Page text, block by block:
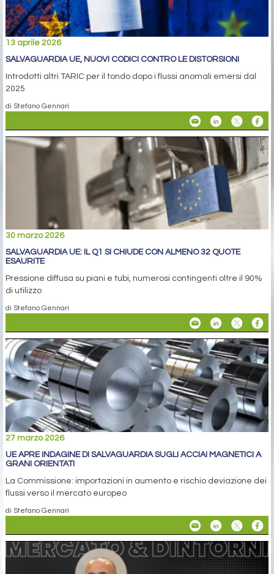
13 aprile 2026
SALVAGUARDIA UE, NUOVI CODICI CONTRO LE DISTORSIONI
Introdotti altri TARIC per il tondo dopo i flussi anomali emersi dal
2025
di Stefano Gennari
30 marzo 2026
SALVAGUARDIA UE: IL Q1 SI CHIUDE CON ALMENO 32 QUOTE
ESAURITE
Pressione diffusa su piani e tubi, numerosi contingenti oltre il 90%
di utilizzo
di Stefano Gennari
27 marzo 2026
UE APRE INDAGINE DI SALVAGUARDIA SUGLI ACCIAI MAGNETICI A
GRANI ORIENTATI
La Commissione: importazioni in aumento e rischio deviazione dei
flussi verso il mercato europeo
di Stefano Gennari